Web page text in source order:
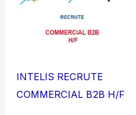
INTELIS RECRUTE
COMMERCIAL B2B H/F